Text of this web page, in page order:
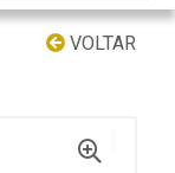
VOLTAR